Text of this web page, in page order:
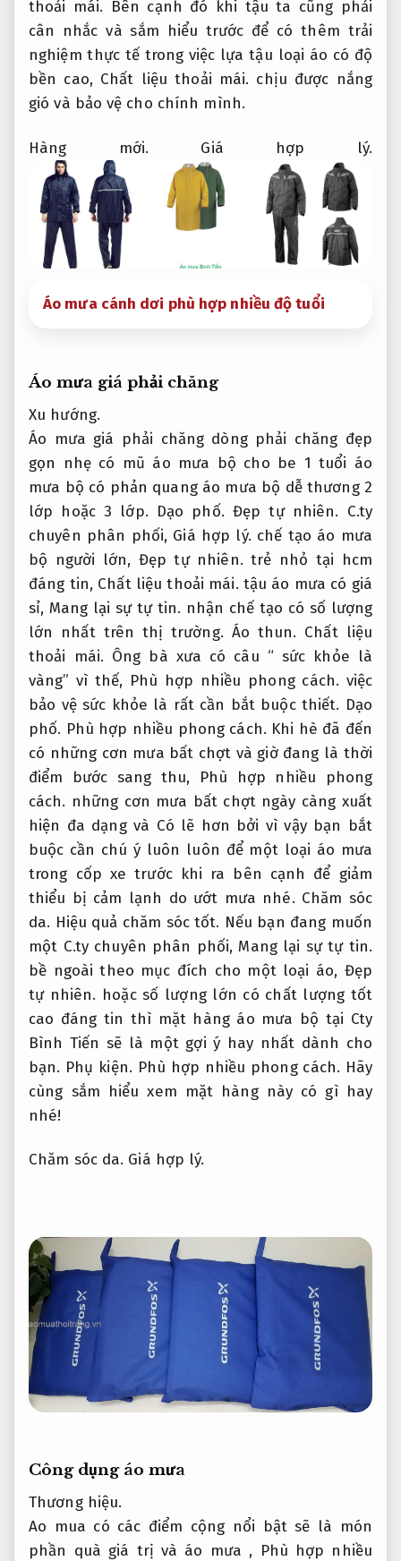
thoải mái. Bên cạnh đó khi tậu ta cũng phải
cân nhắc và sắm hiểu trước để có thêm trải
nghiệm thực tế trong việc lựa tậu loại áo có độ
bền cao, Chất liệu thoải mái. chịu được nắng
gió và bảo vệ cho chính mình.
Hàng mới. Giá hợp lý.
Áo mưa cánh dơi phù hợp nhiều độ tuổi
Áo mưa giá phải chăng
Xu hướng.
Áo mưa giá phải chăng dòng phải chăng đẹp
gọn nhẹ có mũ áo mưa bộ cho be 1 tuổi áo
mưa bộ có phản quang áo mưa bộ dễ thương 2
lớp hoặc 3 lớp. Dạo phố. Đẹp tự nhiên. C.ty
chuyên phân phối, Giá hợp lý. chế tạo áo mưa
bộ người lớn, Đẹp tự nhiên. trẻ nhỏ tại hcm
đáng tin, Chất liệu thoải mái. tậu áo mưa có giá
sỉ, Mang lại sự tự tin. nhận chế tạo có số lượng
lớn nhất trên thị trường. Áo thun. Chất liệu
thoải mái. Ông bà xưa có câu “ sức khỏe là
vàng” vì thế, Phù hợp nhiều phong cách. việc
bảo vệ sức khỏe là rất cần bắt buộc thiết. Dạo
phố. Phù hợp nhiều phong cách. Khi hè đã đến
có những cơn mưa bất chợt và giờ đang là thời
điểm bước sang thu,
Phù hợp nhiều phong
cách. những cơn mưa bất chợt ngày càng xuất
hiện đa dạng và Có lẽ hơn bởi vì vậy bạn bắt
buộc cần chú ý luôn luôn để một loại áo mưa
trong cốp xe trước khi ra bên cạnh để giảm
thiểu bị cảm lạnh do ướt mưa nhé. Chăm sóc
da. Hiệu quả chăm sóc tốt. Nếu bạn đang muốn
một C.ty chuyên phân phối,Mang lại sự tự tin.
bề ngoài theo mục đích cho một loại áo, Đẹp
tự nhiên. hoặc số lượng lớn có chất lượng tốt
cao đáng tin thì mặt hàng áo mưa bộ tại Cty
Bình Tiến sẽ là một gợi ý hay nhất dành cho
bạn. Phụ kiện. Phù hợp nhiều phong cách. Hãy
cùng sắm hiểu xem mặt hàng này có gì hay
nhé!
Chăm sóc da. Giá hợp lý.
Công dụng áo mưa
Thương hiệu.
Ao mua có các điểm cộng nổi bật sẽ là món
phần quà giá trị và áo mưa , Phù hợp nhiều